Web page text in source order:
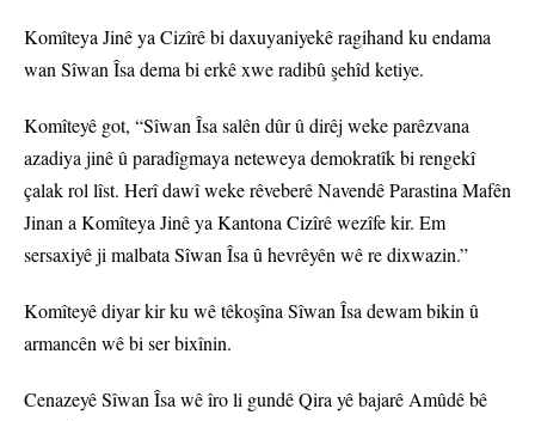
Komîteya Jinê ya Cizîrê bi daxuyaniyekê ragihand ku endama
wan Sîwan Îsa dema bi erkê xwe radibû şehîd ketiye.
Komîteyê got, “Sîwan Îsa salên dûr û dirêj weke parêzvana
azadiya jinê û paradîgmaya neteweya demokratîk bi rengekî
çalak rol lîst. Herî dawî weke rêveberê Navendê Parastina Mafên
Jinan a Komîteya Jinê ya Kantona Cizîrê wezîfe kir. Em
sersaxiyê ji malbata Sîwan Îsa û hevrêyên wê re dixwazin.”
Komîteyê diyar kir ku wê têkoşîna Sîwan Îsa dewam bikin û
armancên wê bi ser bixînin.
Cenazeyê Sîwan Îsa wê îro li gundê Qira yê bajarê Amûdê bê